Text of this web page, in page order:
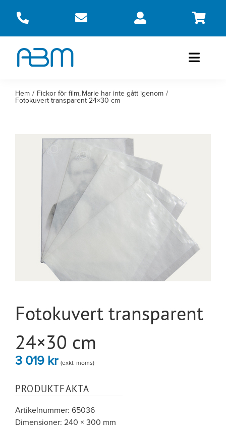
Toggle
Produkter
Kontakt
Webbshop
Hem Fickor för film Marie har inte gått igenom
Fotokuvert transparent 24×30 cm
Fotokuvert transparent
24×30 cm
3 019 kr (exkl. moms)
PRODUKTFAKTA
Artikelnummer: 65036
Dimensioner: 240 × 300 mm